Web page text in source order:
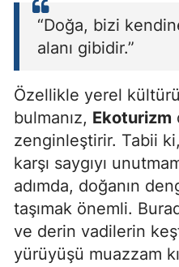
“Doğa, bizi
alanı gibidir.”
Özellikle yerel kültürü
bulmanız, Ekoturizm
zenginleştirir. Tabii
karşı saygıyı
adımda, doğanın
taşımak önemli.
ve derin vadilerin
yürüyüşü muazzam